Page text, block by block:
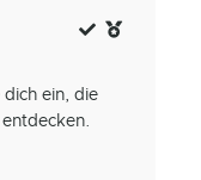
dich ein, die